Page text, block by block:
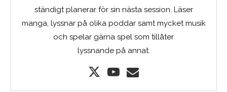
ständigt planerar för sin nästa session. Läser
manga, lyssnar på olika poddar samt mycket musik
och spelar gärna spel som tillåter
lyssnande på annat.